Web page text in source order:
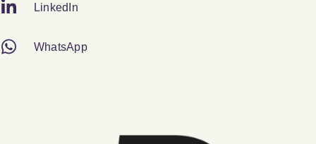
LinkedIn
WhatsApp